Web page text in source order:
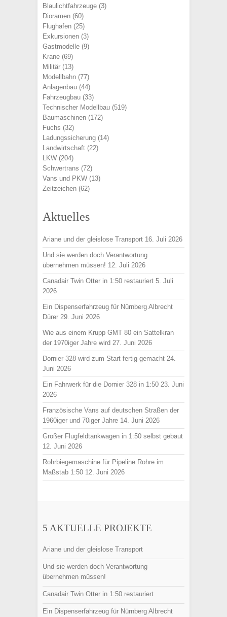
Blaulichtfahrzeuge (3)
Dioramen (60)
Flughafen (25)
Exkursionen (3)
Gastmodelle (9)
Krane (69)
Militär (13)
Modellbahn (77)
Anlagenbau (44)
Fahrzeugbau (33)
Technischer Modellbau (519)
Baumaschinen (172)
Fuchs (32)
Ladungssicherung (14)
Landwirtschaft (22)
LKW (204)
Schwertrans (72)
Vans und PKW (13)
Zeitzeichen (62)
Aktuelles
Ariane und der gleislose Transport 16. Juli 2026
Und sie werden doch Verantwortung
übernehmen müssen! 12. Juli 2026
Canadair Twin Otter in 1:50 restauriert 5. Juli
2026
Ein Dispenserfahrzeug für Nürnberg Albrecht
Dürer 29. Juni 2026
Wie aus einem Krupp GMT 80 ein Sattelkran
der 1970iger Jahre wird 27. Juni 2026
Dornier 328 wird zum Start fertig gemacht 24.
Juni 2026
Ein Fahrwerk für die Dornier 328 in 1:50 23. Juni
2026
Französische Vans auf deutschen Straßen der
1960iger und 70iger Jahre 14. Juni 2026
Großer Flugfeldtankwagen in 1:50 selbst gebaut
12. Juni 2026
Rohrbiegemaschine für Pipeline Rohre im
Maßstab 1:50 12. Juni 2026
5 AKTUELLE PROJEKTE
Ariane und der gleislose Transport
Und sie werden doch Verantwortung
übernehmen müssen!
Canadair Twin Otter in 1:50 restauriert
Ein Dispenserfahrzeug für Nürnberg Albrecht